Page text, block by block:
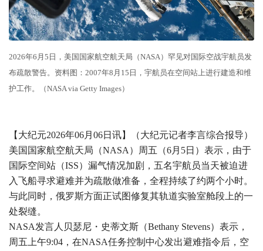
2026年6月5日，美国国家航空航天局（NASA）罕见对国际空战宇航员发
布疏散警告。资料图：2007年8月15日，宇航员在空间站上进行建造和维
护工作。（NASA via Getty Images）
【大纪元2026年06月06日讯】（大纪元记者李言综合报导）
美国国家航空航天局（NASA）周五（6月5日）表示，由于
国际空间站（ISS）漏气情况加剧，五名宇航员当天被迫进
入飞船寻求避难并为疏散做准备，全程持续了约两个小时。
与此同时，俄罗斯方面正试图修复其轨道实验室舱段上的一
处裂缝。
NASA发言人贝瑟尼・史蒂文斯（Bethany Stevens）表示，
周五上午9:04，在NASA任务控制中心发出避难指令后，空